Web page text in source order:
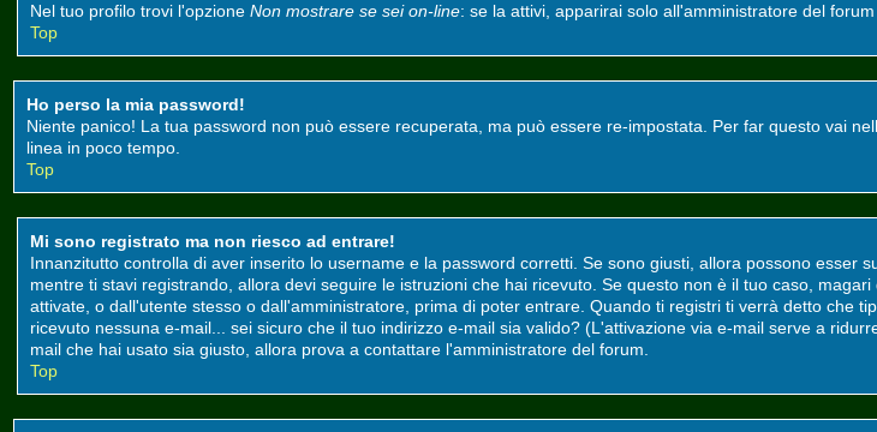
Nel tuo profilo trovi l'opzione Non mostrare se sei on-line: se la attivi, apparirai solo all'amministratore del
Top
Ho perso la mia password!
Niente panico! La tua password non può essere recuperata, ma può essere re-impostata. Per far questo vai
linea in poco tempo.
Top
Mi sono registrato ma non riesco ad entrare!
Innanzitutto controlla di aver inserito lo username e la password corretti. Se sono giusti, allora possono esser
mentre ti stavi registrando, allora devi seguire le istruzioni che hai ricevuto. Se questo non è il tuo caso,
attivate, o dall'utente stesso o dall'amministratore, prima di poter entrare. Quando ti registri ti verrà detto che
ricevuto nessuna e-mail... sei sicuro che il tuo indirizzo e-mail sia valido? (L'attivazione via e-mail serve a
mail che hai usato sia giusto, allora prova a contattare l'amministratore del forum.
Top